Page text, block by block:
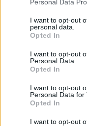
Personal Data
I want to opt-out
personal data.
Opted In
I want to opt-out
Personal Data.
Opted In
I want to opt-out
Personal Data for
Opted In
I want to opt-out